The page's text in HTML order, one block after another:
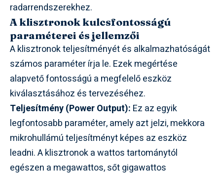
radarrendszerekhez.
A klisztronok kulcsfontosságú
paraméterei és jellemzői
A klisztronok teljesítményét és alkalmazhatóságát
számos paraméter írja le. Ezek megértése
alapvető fontosságú a megfelelő eszköz
kiválasztásához és tervezéséhez.
Teljesítmény (Power Output): Ez az egyik
legfontosabb paraméter, amely azt jelzi, mekkora
mikrohullámú teljesítményt képes az eszköz
leadni. A klisztronok a wattos tartománytól
egészen a megawattos, sőt gigawattos